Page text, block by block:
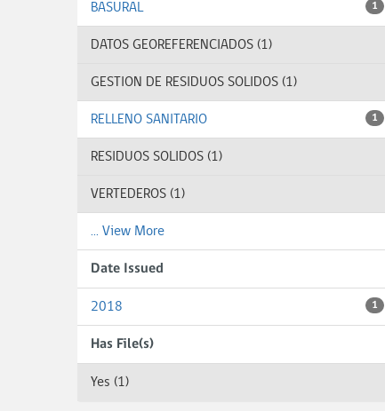
BASURAL 1
DATOS GEOREFERENCIADOS (1)
GESTION DE RESIDUOS SOLIDOS (1)
RELLENO SANITARIO 1
RESIDUOS SOLIDOS (1)
VERTEDEROS (1)
... View More
Date Issued
2018 1
Has File(s)
Yes (1)